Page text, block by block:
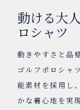
動ける大
ロシャツ
動きやすさと品
ゴルフポロシャ
能素材を採用し
かな着心地を実